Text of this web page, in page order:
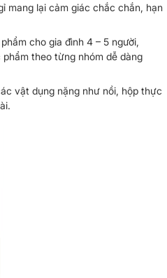
mang lại cảm giác chắc chắn, hạn
cho gia đình 4 – 5 người,
theo từng nhóm dễ dàng
vật dụng nặng như nồi, hộp thực